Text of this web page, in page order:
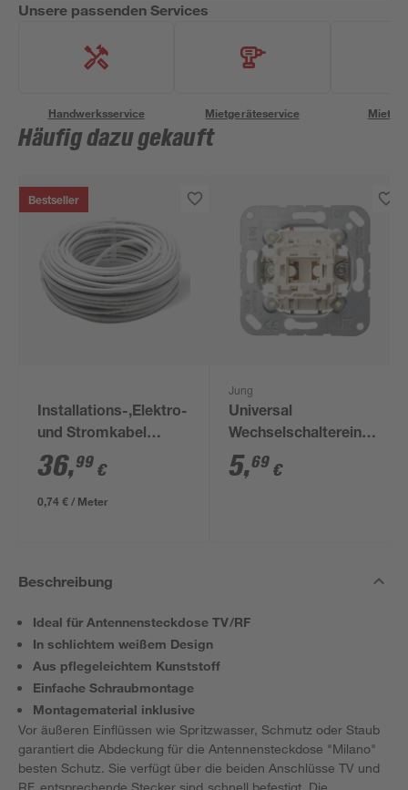
Unsere passenden Services
Handwerksservice Mietgeräteservice
Häufig dazu gekauft
Bestseller
Installations-,Elektro-
und Stromkabel
NYM-J 3x1,5mm² 50
m
36,99 €
0,74 € / Meter
Jung
Universal
Wechselschaltereinsatz,
ohne Abdeckung
5,69 €
Beschreibung
Ideal für Antennensteckdose TV/RF
In schlichtem weißem Design
Aus pflegeleichtem Kunststoff
Einfache Schraubmontage
Montagematerial inklusive
Vor äußeren Einflüssen wie Spritzwasser, Schmutz oder Staub
garantiert die Abdeckung für die Antennensteckdose "Milano"
besten Schutz. Sie verfügt über die beiden Anschlüsse TV und
RF, entsprechende Stecker sind schnell befestigt. Die